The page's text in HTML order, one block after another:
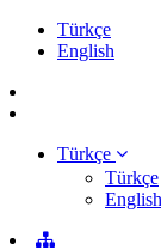
Türkçe
English
Türkçe
Türkçe
English